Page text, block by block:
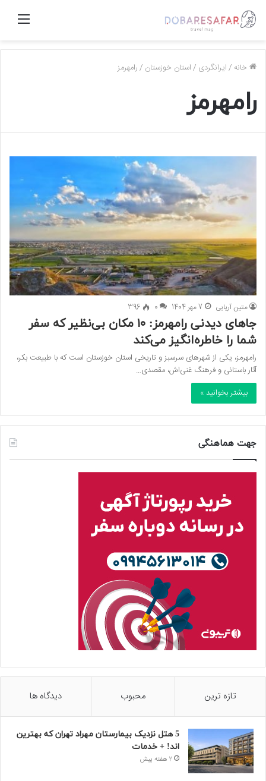
منو
خانه /ایرانگردی /استان خوزستان /رامهرمز
رامهرمز
متین آریایی 7 مهر 1404 0
396
جاهای دیدنی رامهرمز: ۱۰ مکان بی‌نظیر که سفر
شما را خاطره‌انگیز می‌کند
رامهرمز، یکی از شهرهای سرسبز و تاریخی استان خوزستان است که با طبیعت بکر،
آثار باستانی و فرهنگ غنی‌اش، مقصدی…
بیشتر بخوانید »
جهت هماهنگی
تازه ترین محبوب دیدگاه ها
5 هتل نزدیک بیمارستان مهراد تهران که بهترین‌
اند! + خدمات
2 هفته پیش